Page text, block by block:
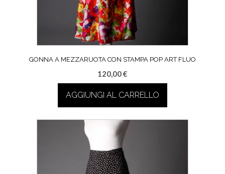
GONNA A MEZZARUOTA CON STAMPA POP ART FLUO
120,00€
AGGIUNGI AL CARRELLO